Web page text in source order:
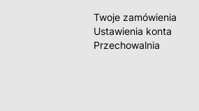
Twoje zamówienia
Ustawienia konta
Przechowalnia